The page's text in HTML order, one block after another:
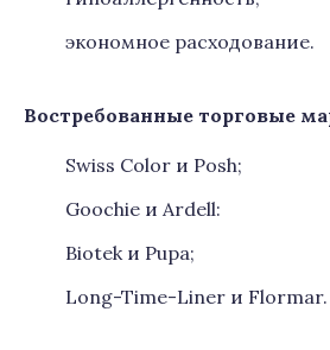
экономное расходование.
Востребованные торговые
Swiss Color и Posh;
Goochie и Ardell:
Biotek и Pupa;
Long-Time-Liner и Flormar.